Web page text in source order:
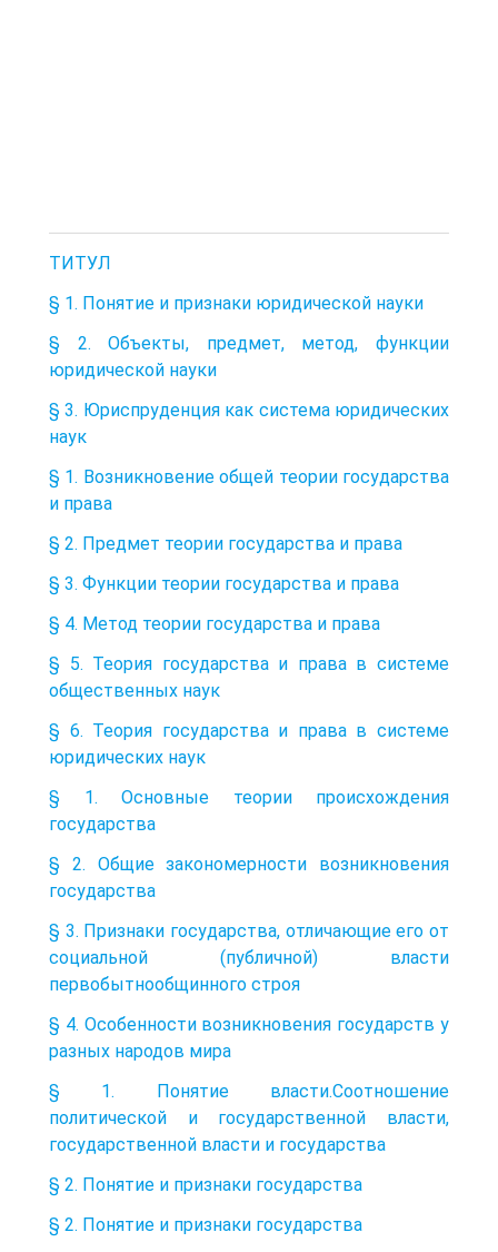
ТИТУЛ
§ 1. Понятие и признаки юридической науки
§ 2. Объекты, предмет, метод, функции
юридической науки
§ 3. Юриспруденция как система юридических
наук
§ 1. Возникновение общей теории государства
и права
§ 2. Предмет теории государства и права
§ 3. Функции теории государства и права
§ 4. Метод теории государства и права
§ 5. Теория государства и права в системе
общественных наук
§ 6. Теория государства и права в системе
юридических наук
§ 1. Основные теории происхождения
государства
§ 2. Общие закономерности возникновения
государства
§ 3. Признаки государства, отличающие его от
социальной (публичной) власти
первобытнообщинного строя
§ 4. Особенности возникновения государств у
разных народов мира
§ 1. Понятие власти.Соотношение
политической и государственной власти,
государственной власти и государства
§ 2. Понятие и признаки государства
§ 2. Понятие и признаки государства